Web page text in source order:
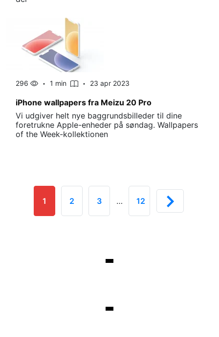
296 1 min 23 apr 2023
iPhone wallpapers fra Meizu 20 Pro
Vi udgiver helt nye baggrundsbilleder til dine
foretrukne Apple-enheder på søndag. Wallpapers
of the Week-kollektionen
1 2 3 … 12